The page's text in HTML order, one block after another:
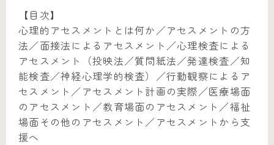
【目次】
心理的アセスメントとは何か／アセスメントの方
法／面接法によるアセスメント／心理検査による
アセスメント（投映法／質問紙法／発達検査／知
能検査／神経心理学的検査）／行動観察によるア
セスメント／アセスメント計画の実際／医療場面
のアセスメント／教育場面のアセスメント／福祉
場面その他のアセスメント／アセスメントから支
援へ